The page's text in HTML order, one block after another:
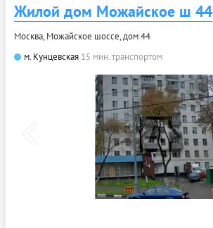
Жилой дом Можайское ш 44
Москва, Можайское шоссе, дом 44
м. Кунцевская 15 мин. транспортом